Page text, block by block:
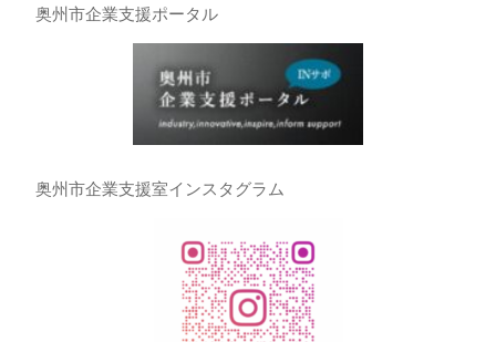
奥州市企業支援ポータル
奥州市企業支援室インスタグラム